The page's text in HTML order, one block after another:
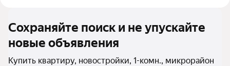
Сохраняйте поиск и не упускайте
новые объявления
Купить квартиру, новостройки, 1-комн., микрорайон